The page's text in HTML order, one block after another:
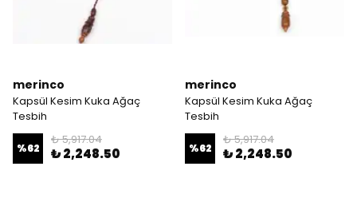
merinco
Kapsül Kesim Kuka Ağaç
Tesbih
%62
₺ 5,917.04
₺ 2,248.50
merinco
Kapsül Kesim Kuka Ağaç
Tesbih
%62
₺ 5,917.04
₺ 2,248.50